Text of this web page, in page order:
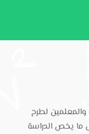
لطرح
ما يخص الدراسة